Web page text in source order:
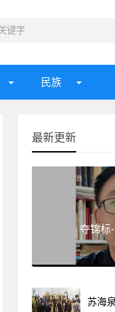
民族
最新更新
夺锦标
苏海